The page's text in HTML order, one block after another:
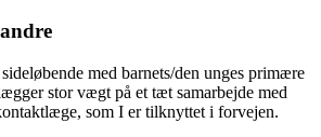
med barnets/den unges primære
stor vægt på et tæt samarbejde med
som I er tilknyttet i forvejen.